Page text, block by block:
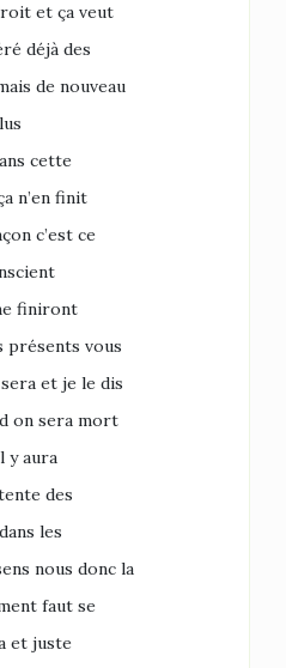
et ça veut
déjà des
de nouveau
cette
n’en finit
c’est ce
finiront
présents vous
et je le dis
on sera mort
y aura
des
les
nous donc la
faut se
et juste